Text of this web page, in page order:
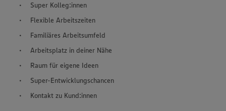
Super Kolleg:innen
Flexible Arbeitszeiten
Familiäres Arbeitsumfeld
Arbeitsplatz in deiner Nähe
Raum für eigene Ideen
Super-Entwicklungschancen
Kontakt zu Kund:innen